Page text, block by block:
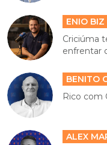
ENIO BIZ
Criciúma
enfrentar
BENITO
Rico com
ALEX